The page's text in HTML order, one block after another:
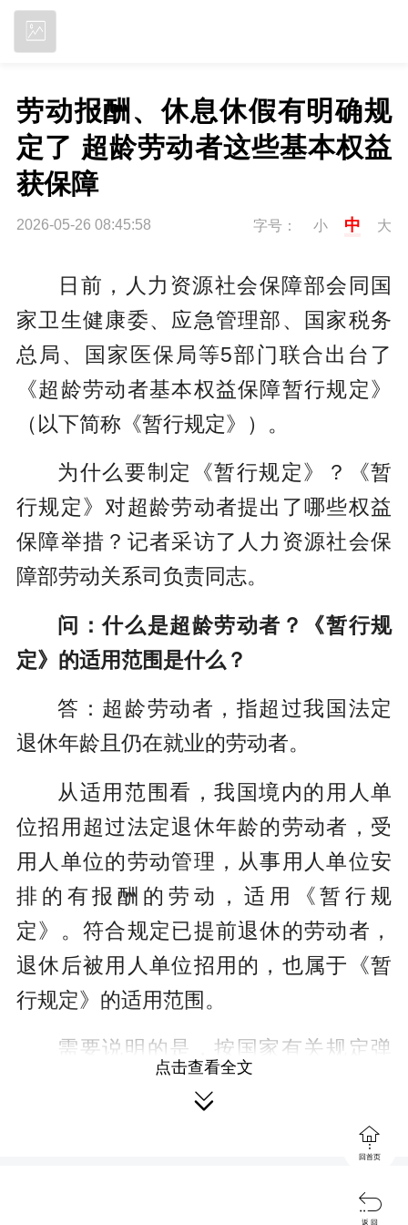
劳动报酬、休息休假有明确规
定了 超龄劳动者这些基本权益
获保障
2026-05-26 08:45:58 字号： 小 中 大
日前，人力资源社会保障部会同国
家卫生健康委、应急管理部、国家税务
总局、国家医保局等5部门联合出台了
《超龄劳动者基本权益保障暂行规定》
（以下简称《暂行规定》）。
为什么要制定《暂行规定》？《暂
行规定》对超龄劳动者提出了哪些权益
保障举措？记者采访了人力资源社会保
障部劳动关系司负责同志。
问：什么是超龄劳动者？《暂行规
定》的适用范围是什么？
答：超龄劳动者，指超过我国法定
退休年龄且仍在就业的劳动者。
从适用范围看，我国境内的用人单
位招用超过法定退休年龄的劳动者，受
用人单位的劳动管理，从事用人单位安
排的有报酬的劳动，适用《暂行规
定》。符合规定已提前退休的劳动者，
退休后被用人单位招用的，也属于《暂
行规定》的适用范围。
需要说明的是，按国家有关规定弹
性延迟退休的劳动者，在弹性延迟退休
期间，根据其所在单位性质，分别适用
劳动合同法、《事业单位人事管理条
点击查看全文


回首页

返 回